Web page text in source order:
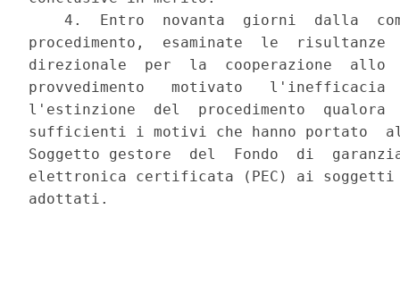
4.  Entro  novanta  giorni  dalla
procedimento,  esaminate  le
direzionale  per  la  cooperazione
provvedimento   motivato
l'estinzione  del  procedimento
sufficienti i motivi che hanno portato
Soggetto gestore  del  Fondo  di
elettronica certificata (PEC) ai